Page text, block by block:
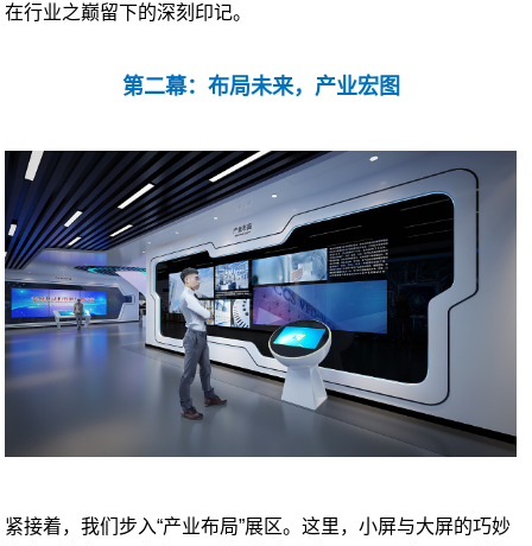
在行业之巅留下的深刻印记。
第二幕：布局未来，产业宏图
紧接着，我们步入“产业布局”展区。这里，小屏与大屏的巧妙